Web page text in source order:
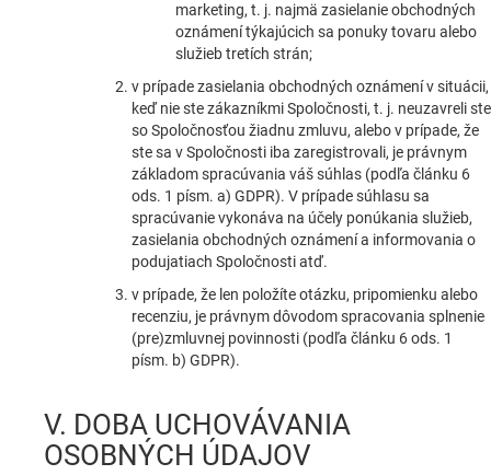
marketing, t. j. najmä zasielanie obchodných
oznámení týkajúcich sa ponuky tovaru alebo
služieb tretích strán;
v prípade zasielania obchodných oznámení v situácii,
keď nie ste zákazníkmi Spoločnosti, t. j. neuzavreli ste
so Spoločnosťou žiadnu zmluvu, alebo v prípade, že
ste sa v Spoločnosti iba zaregistrovali, je právnym
základom spracúvania váš súhlas (podľa článku 6
ods. 1 písm. a) GDPR). V prípade súhlasu sa
spracúvanie vykonáva na účely ponúkania služieb,
zasielania obchodných oznámení a informovania o
podujatiach Spoločnosti atď.
v prípade, že len položíte otázku, pripomienku alebo
recenziu, je právnym dôvodom spracovania splnenie
(pre)zmluvnej povinnosti (podľa článku 6 ods. 1
písm. b) GDPR).
V. DOBA UCHOVÁVANIA
OSOBNÝCH ÚDAJOV